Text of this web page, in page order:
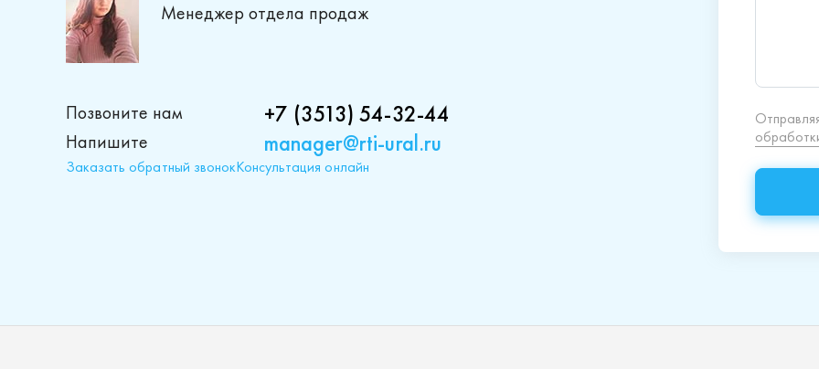
Менеджер отдела продаж
Позвоните нам +7 (3513) 54-32-44
Напишите manager@rti-ural.ru
Заказать обратный звонокКонсультация онлайн